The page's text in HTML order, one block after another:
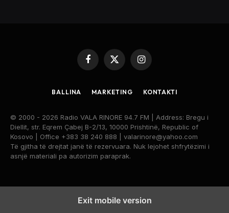
Facebook
X
(Twitter)
Instagram
BALLINA MARKETING KONTAKTI
© 2000 - 2026 Radio VALA RINORE 94.7 FM | Address: Bregu i
Diellit, str. Eqrem Çabej B-2/13, 10000 Prishtinë, Republic of
Kosovo | Office +383 38 240 888 | valarinore@yahoo.com
Të gjitha të drejtat janë të rezervuara. Nuk lejohet shfrytëzimi i
asnjë materiali pa autorizim paraprak.
Exit mobile version